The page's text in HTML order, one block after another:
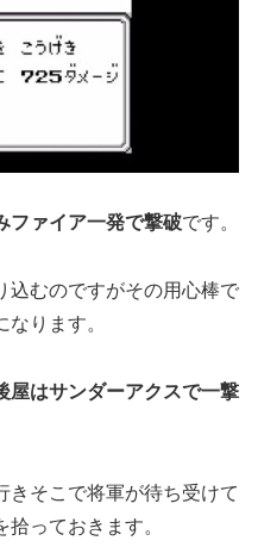
ファイア一発で撃破です。
込むのですがその用心棒で
ります。
はサンダーアクスで一撃
きそこで将軍が待ち受けて
っておきます。